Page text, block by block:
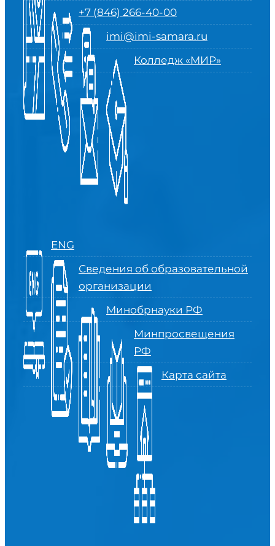
+7 (846) 266-40-00
imi@imi-samara.ru
Колледж «МИР»
ENG
Сведения об образовательной
организации
Минобрнауки РФ
Минпросвещения
РФ
Карта сайта